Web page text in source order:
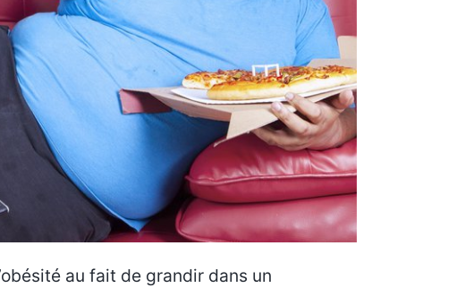
au fait de grandir dans un